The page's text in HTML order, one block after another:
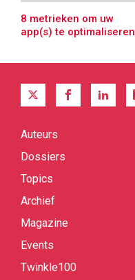
8 metrieken om uw
app(s) te optimaliseren
Quick
Auteurs
Dossiers
Topics
Archief
Magazine
Events
Twinkle100